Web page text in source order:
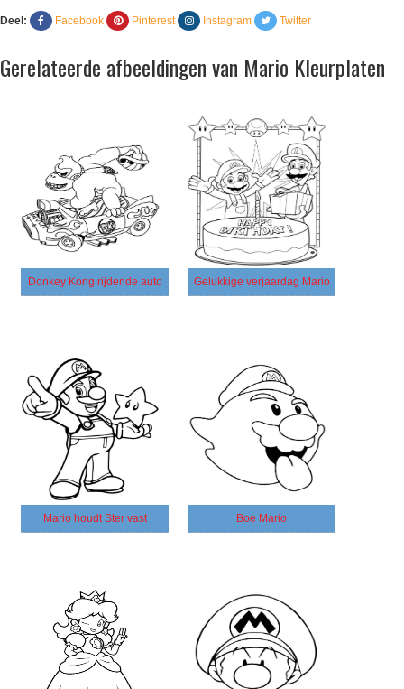
Deel: Facebook Pinterest Instagram Twitter
Gerelateerde afbeeldingen van Mario Kleurplaten
Donkey Kong rijdende auto Gelukkige verjaardag Mario
Mario houdt Ster vast Boe Mario